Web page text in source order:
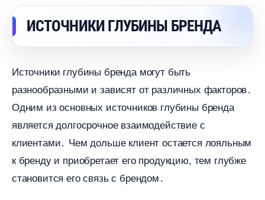
ИСТОЧНИКИ ГЛУБИНЫ БРЕНДА
Источники глубины бренда могут быть
разнообразными и зависят от различных факторов․
Одним из основных источников глубины бренда
является долгосрочное взаимодействие с
клиентами․ Чем дольше клиент остается лояльным
к бренду и приобретает его продукцию, тем глубже
становится его связь с брендом․